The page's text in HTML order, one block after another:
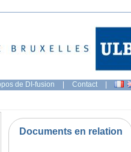
de DI-fusion | Contact |
Documents en relation